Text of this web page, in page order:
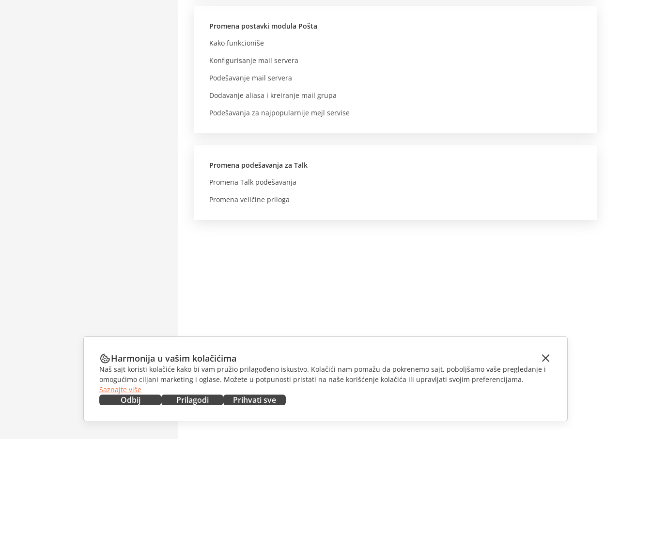
Promena postavki modula Pošta
Kako funkcioniše
Konfigurisanje mail servera
Podešavanje mail servera
Dodavanje aliasa i kreiranje mail grupa
Podešavanja za najpopularnije mejl servise
Promena podešavanja za Talk
Promena Talk podešavanja
Promena veličine priloga
Harmonija u vašim kolačićima
Naš sajt koristi kolačiće kako bi vam pružio prilagođeno iskustvo. Kolačići nam pomažu da pokrenemo sajt, poboljšamo vaše pregledanje i
omogućimo ciljani marketing i oglase. Možete u potpunosti pristati na naše korišćenje kolačića ili upravljati svojim preferencijama.
Saznajte više
Odbij Prilagodi Prihvati sve